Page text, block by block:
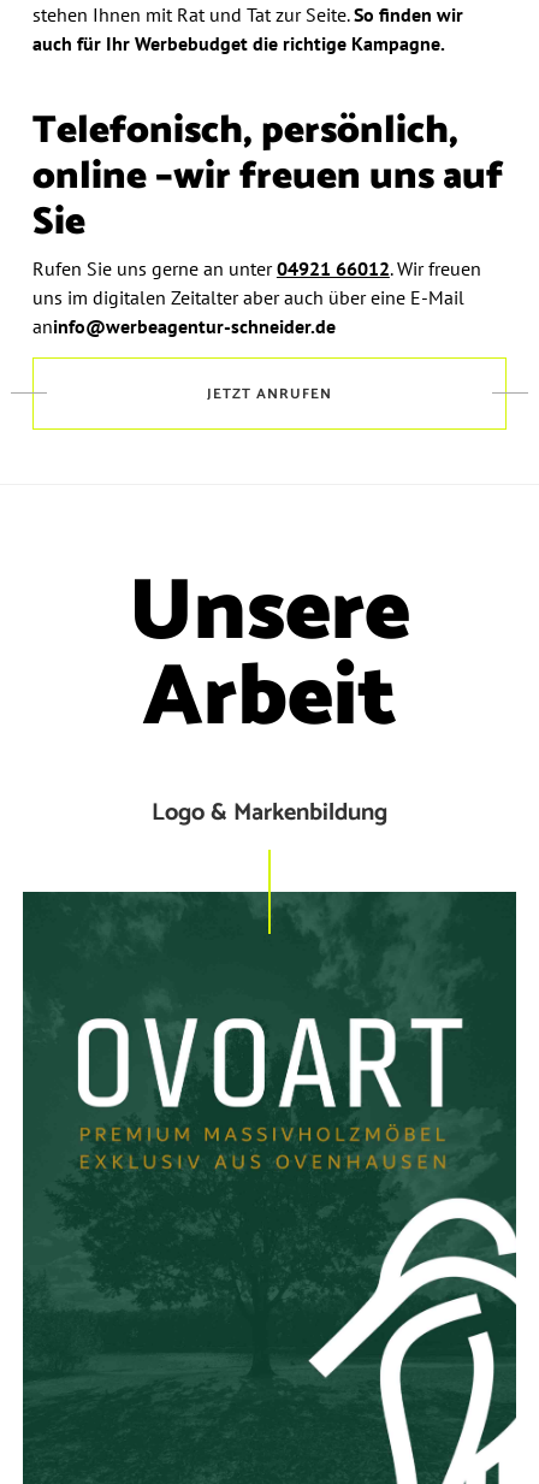
stehen Ihnen mit Rat und Tat zur Seite.So finden wir
auch für Ihr Werbebudget die richtige Kampagne.
Telefonisch, persönlich,
online –wir freuen uns auf
Sie
Rufen Sie uns gerne an unter04921 66012.Wir freuen
uns im digitalen Zeitalter aber auch über eine E-Mail
aninfo@werbeagentur-schneider.de
JETZT ANRUFEN
Unsere
Arbeit
Logo & Markenbildung